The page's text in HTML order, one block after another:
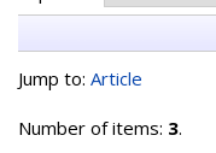
Jump to: Article
Number of items: 3.